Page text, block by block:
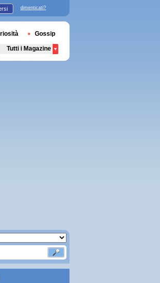
dimenticati?
Gossip
Tutti i Magazine